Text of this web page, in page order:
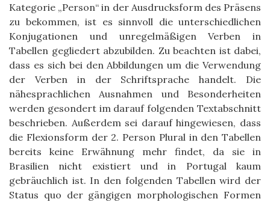
Kategorie „Person“ in der Ausdrucksform des Präsens
zu bekommen, ist es sinnvoll die unterschiedlichen
Konjugationen und unregelmäßigen Verben in
Tabellen gegliedert abzubilden. Zu beachten ist dabei,
dass es sich bei den Abbildungen um die Verwendung
der Verben in der Schriftsprache handelt. Die
nähesprachlichen Ausnahmen und Besonderheiten
werden gesondert im darauf folgenden Textabschnitt
beschrieben. Außerdem sei darauf hingewiesen, dass
die Flexionsform der 2. Person Plural in den Tabellen
bereits keine Erwähnung mehr findet, da sie in
Brasilien nicht existiert und in Portugal kaum
gebräuchlich ist. In den folgenden Tabellen wird der
Status quo der gängigen morphologischen Formen